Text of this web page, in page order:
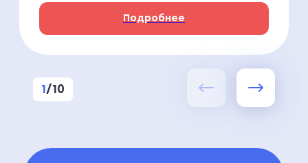
Подробнее
1 / 10